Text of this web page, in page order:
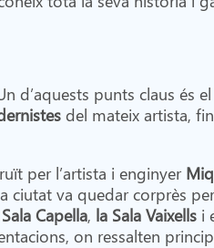
d’aquests punts claus és el
del mateix artista,
per l’artista i enginyer
ciutat va quedar corprès
Capella, la Sala Vaixellsi
on ressalten